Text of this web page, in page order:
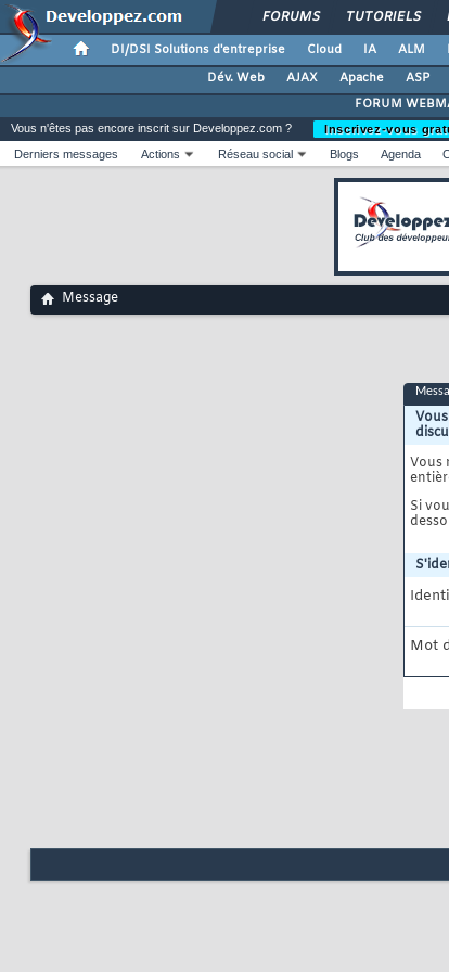
FORUMS TUTORIELS
DI/DSI Solutions d'entreprise Cloud IA ALM
Dév. Web
AJAX Apache ASP
FORUM
Vous n'êtes pas encore inscrit sur Developpez.com ?
Inscrivez-vous
Derniers messages
Actions Réseau social Blogs Agenda
Message
Vous
Si
Mot